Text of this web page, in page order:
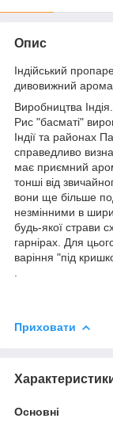
Опис
Індійський
дивовижний
Виробництва Індія.
Рис "басматі"
Індії та районах
справедливо
має приємний
тонші від
вони ще більше
незмінними в
будь-якої страви
гарнірах. Для
варіння "під
Приховати
Основні